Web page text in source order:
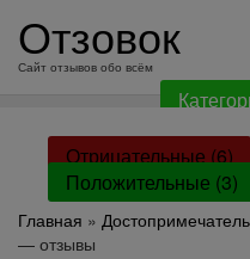
содержанию
Отзовок
Сайт отзывов обо всём
Отрицательные (6)
Положительные (3)
Главная »
— отзывы